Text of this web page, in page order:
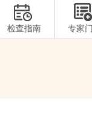
检查指南 专家